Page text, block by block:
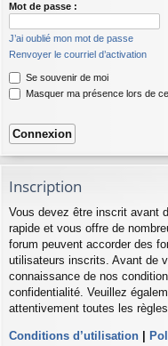
Mot de passe :
J’ai oublié mon mot de passe
Renvoyer le courriel d’activation
Se souvenir de moi
Masquer ma présence lors de
Inscription
Vous devez être inscrit avant
rapide et vous offre de
forum peuvent accorder des
utilisateurs inscrits. Avant de
connaissance de nos
confidentialité. Veuillez
attentivement toutes les
Conditions d’utilisation |